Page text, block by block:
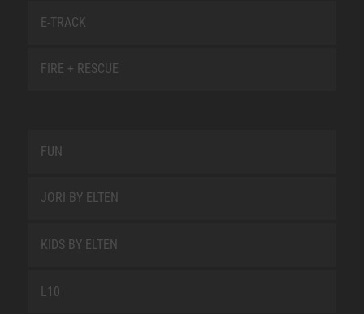
E-TRACK
FIRE + RESCUE
FUN
JORI BY ELTEN
KIDS BY ELTEN
L10